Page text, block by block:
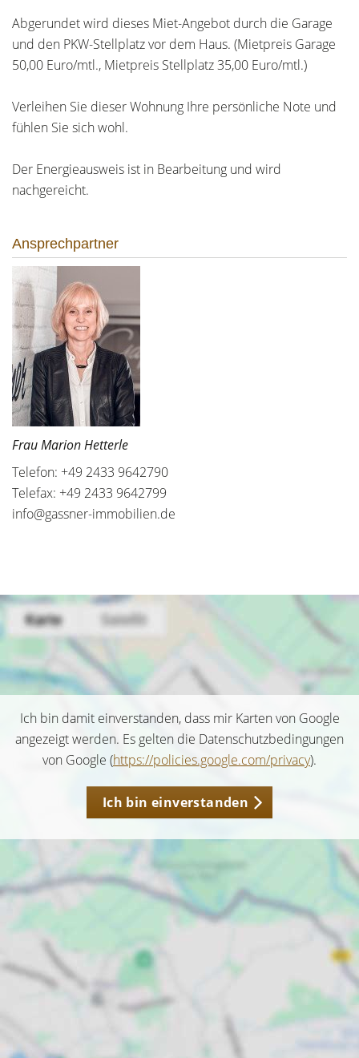
Abgerundet wird dieses Miet-Angebot durch die Garage
und den PKW-Stellplatz vor dem Haus. (Mietpreis Garage
50,00 Euro/mtl., Mietpreis Stellplatz 35,00 Euro/mtl.)
Verleihen Sie dieser Wohnung Ihre persönliche Note und
fühlen Sie sich wohl.
Der Energieausweis ist in Bearbeitung und wird
nachgereicht.
Ansprechpartner
Frau Marion Hetterle
Telefon: +49 2433 9642790
Telefax: +49 2433 9642799
info@gassner-immobilien.de
Ich bin damit einverstanden, dass mir Karten von Google
angezeigt werden. Es gelten die Datenschutzbedingungen
von Google (https://policies.google.com/privacy).
Ich bin einverstanden